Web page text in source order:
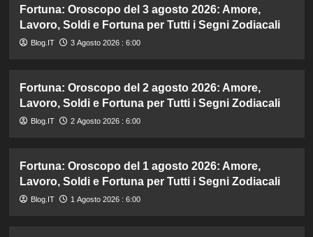
Fortuna: Oroscopo del 3 agosto 2026: Amore,
Lavoro, Soldi e Fortuna per Tutti i Segni Zodiacali
Blog.IT 3 Agosto 2026 : 6:00
Fortuna: Oroscopo del 2 agosto 2026: Amore,
Lavoro, Soldi e Fortuna per Tutti i Segni Zodiacali
Blog.IT 2 Agosto 2026 : 6:00
Fortuna: Oroscopo del 1 agosto 2026: Amore,
Lavoro, Soldi e Fortuna per Tutti i Segni Zodiacali
Blog.IT 1 Agosto 2026 : 6:00